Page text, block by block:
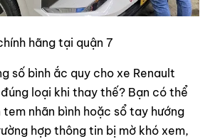
hãng tại quận 7
số bình ắc quy cho xe Renault
loại khi thay thế? Bạn có thể
nhãn bình hoặc sổ tay hướng
hợp thông tin bị mờ khó xem,